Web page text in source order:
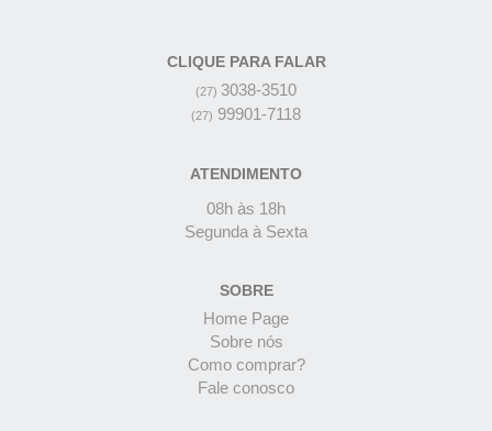
CLIQUE PARA FALAR
(27) 3038-3510
(27) 99901-7118
ATENDIMENTO
08h às 18h
Segunda à Sexta
SOBRE
Home Page
Sobre nós
Como comprar?
Fale conosco